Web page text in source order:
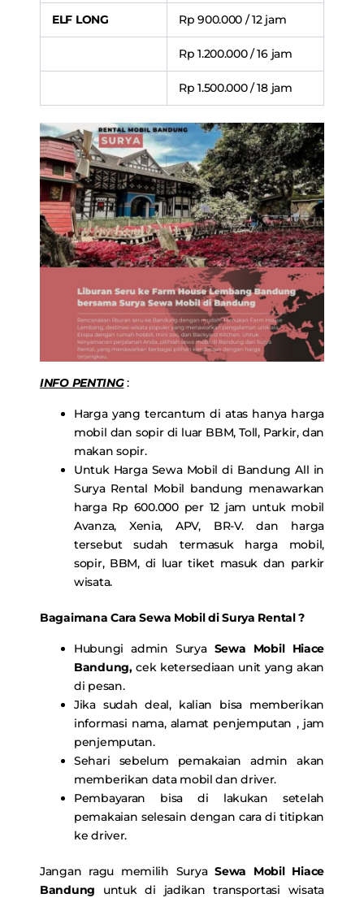
ELF LONG Rp 900.000 / 12 jam
Rp 1.200.000 / 16 jam
Rp 1.500.000 / 18 jam
INFO PENTING:
Harga yang tercantum di atas hanya harga
mobil dan sopir di luar BBM, Toll, Parkir, dan
makan sopir.
Untuk Harga Sewa Mobil di Bandung All in
Surya Rental Mobil bandung menawarkan
harga Rp 600.000 per 12 jam untuk mobil
Avanza, Xenia, APV, BR-V. dan harga
tersebut sudah termasuk harga mobil,
sopir, BBM, di luar tiket masuk dan parkir
wisata.
Bagaimana Cara Sewa Mobil di Surya Rental ?
Hubungi admin Surya Sewa Mobil Hiace
Bandung,cek ketersediaan unit yang akan
di pesan.
Jika sudah deal, kalian bisa memberikan
informasi nama, alamat penjemputan , jam
penjemputan.
Sehari sebelum pemakaian admin akan
memberikan data mobil dan driver.
Pembayaran bisa di lakukan setelah
pemakaian selesain dengan cara di titipkan
ke driver.
Jangan ragu memilih SuryaSewa Mobil Hiace
Bandung untuk di jadikan transportasi wisata